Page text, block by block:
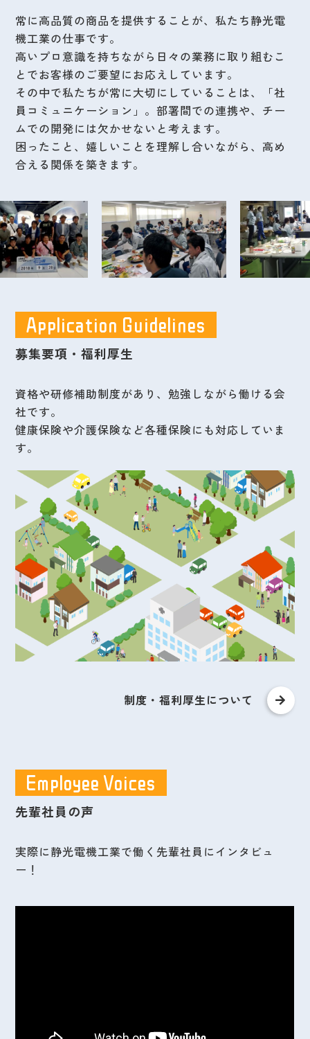
常に高品質の商品を提供することが、私たち静光電
機工業の仕事です。
高いプロ意識を持ちながら日々の業務に取り組むこ
とでお客様のご要望にお応えしています。
その中で私たちが常に大切にしていることは、「社
員コミュニケーション」。部署間での連携や、チー
ムでの開発には欠かせないと考えます。
困ったこと、嬉しいことを理解し合いながら、高め
合える関係を築きます。
Application Guidelines
募集要項・福利厚生
資格や研修補助制度があり、勉強しながら働ける会
社です。
健康保険や介護保険など各種保険にも対応していま
す。
制度・福利厚生について
Employee Voices
先輩社員の声
実際に静光電機工業で働く先輩社員にインタビュ
ー！